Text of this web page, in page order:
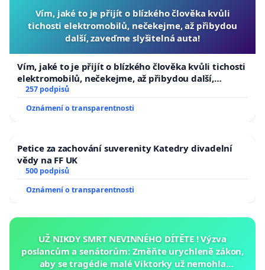
Vím, jaké to je přijít o blízkého člověka kvůli
tichosti elektromobilů, nečekejme, až přibydou
další, zaveďme slyšitelná auta!
Vím, jaké to je přijít o blízkého člověka kvůli tichosti
elektromobilů, nečekejme, až přibydou další,
zaveďme slyšitelná auta!
257 podpisů
Oznámení o transparentnosti
Petice za zachování suverenity Katedry divadelní
vědy na FF UK
500 podpisů
Oznámení o transparentnosti
UŽ NIKDY SMRT NEVINNÉHO DÍTĚTE ! Výzva
poslancům a senátorům: Změňte urychleně zákon,
aby se tragédie malé Viktorky už nemohla